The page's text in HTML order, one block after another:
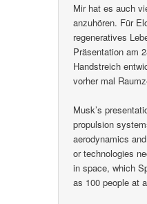
Mir hat es auch
anzuhören. Für
regeneratives
Präsentation am
Handstreich
vorher mal
Musk’s
propulsion
aerodynamics
or technologies
in space, which
as 100 people at